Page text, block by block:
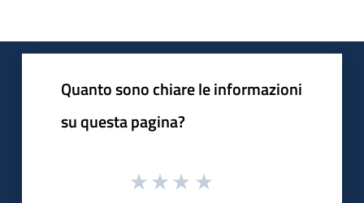
Quanto sono chiare le informazioni
su questa pagina?